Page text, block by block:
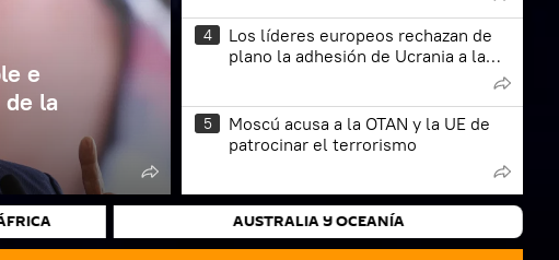
4
Los líderes europeos rechazan de
plano la adhesión de Ucrania a la
5
Moscú acusa a la OTAN y la UE de
patrocinar el terrorismo
e
la
AUSTRALIA Y OCEANÍA